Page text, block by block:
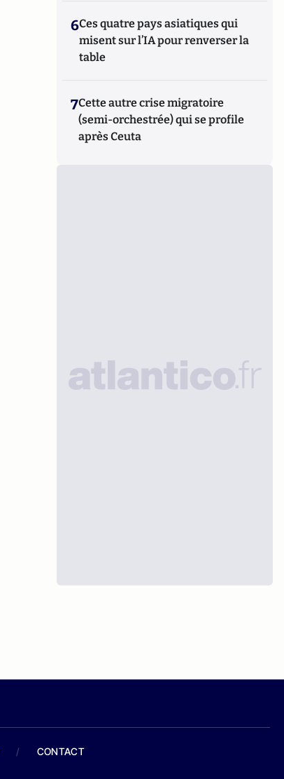
6Ces quatre pays asiatiques qui
misent sur l’IA pour renverser la
table
7Cette autre crise migratoire
(semi-orchestrée) qui se profile
après Ceuta
/ CONTACT